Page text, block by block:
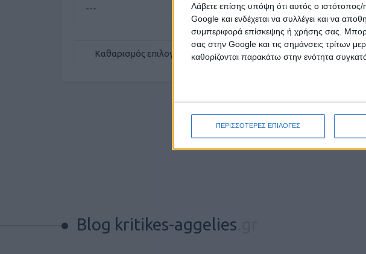
Λάβετε επίσης υπόψη ότι αυτός ο ιστότοπος/
Google και ενδέχεται να συλλέγει και να
συμπεριφορά επίσκεψης ή χρήσης σας.
σας στην Google και τις σημάνσεις τρίτων
καθορίζονται παρακάτω στην ενότητα
ΠΕΡΙΣΣΟΤΕΡΕΣ ΕΠΙΛΟΓΕΣ
Καθαρισμός επιλογών
Blog kritikes-aggelies